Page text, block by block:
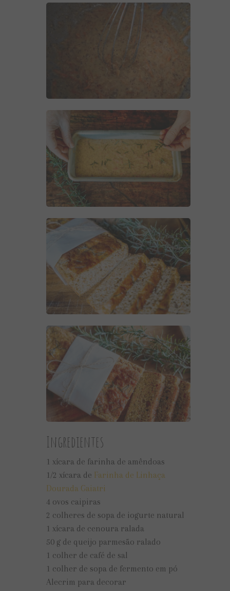
Ingredientes
1 xícara de farinha de amêndoas
1/2 xícara de Farinha de Linhaça
Dourada Gaiatri
4 ovos caipiras
2 colheres de sopa de iogurte natural
1 xícara de cenoura ralada
50 g de queijo parmesão ralado
1 colher de café de sal
1 colher de sopa de fermento em pó
Alecrim para decorar